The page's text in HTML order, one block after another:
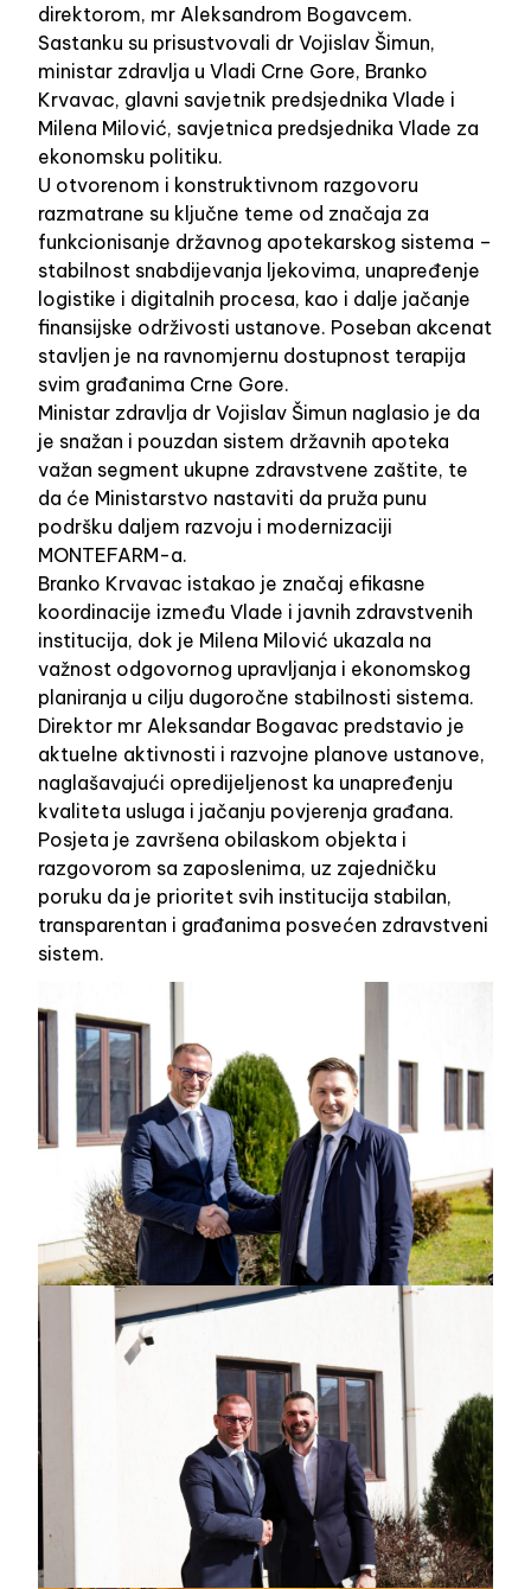
direktorom, mr Aleksandrom Bogavcem.
Sastanku su prisustvovali dr Vojislav Šimun,
ministar zdravlja u Vladi Crne Gore, Branko
Krvavac, glavni savjetnik predsjednika Vlade i
Milena Milović, savjetnica predsjednika Vlade za
ekonomsku politiku.
U otvorenom i konstruktivnom razgovoru
razmatrane su ključne teme od značaja za
funkcionisanje državnog apotekarskog sistema –
stabilnost snabdijevanja ljekovima, unapređenje
logistike i digitalnih procesa, kao i dalje jačanje
finansijske održivosti ustanove. Poseban akcenat
stavljen je na ravnomjernu dostupnost terapija
svim građanima Crne Gore.
Ministar zdravlja dr Vojislav Šimun naglasio je da
je snažan i pouzdan sistem državnih apoteka
važan segment ukupne zdravstvene zaštite, te
da će Ministarstvo nastaviti da pruža punu
podršku daljem razvoju i modernizaciji
MONTEFARM-a.
Branko Krvavac istakao je značaj efikasne
koordinacije između Vlade i javnih zdravstvenih
institucija, dok je Milena Milović ukazala na
važnost odgovornog upravljanja i ekonomskog
planiranja u cilju dugoročne stabilnosti sistema.
Direktor mr Aleksandar Bogavac predstavio je
aktuelne aktivnosti i razvojne planove ustanove,
naglašavajući opredijeljenost ka unapređenju
kvaliteta usluga i jačanju povjerenja građana.
Posjeta je završena obilaskom objekta i
razgovorom sa zaposlenima, uz zajedničku
poruku da je prioritet svih institucija stabilan,
transparentan i građanima posvećen zdravstveni
sistem.